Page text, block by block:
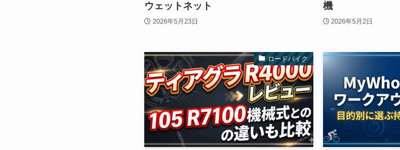
ウェットネット
2026年5月23日
機
2026年5月2日
ロードバイク